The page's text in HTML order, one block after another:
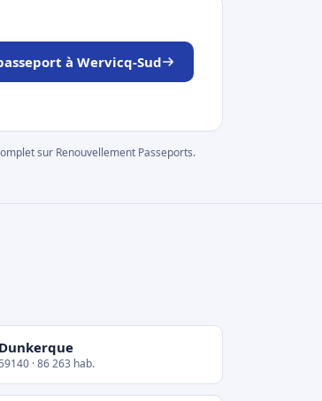
à Wervicq-Sud
sur Renouvellement Passeports.
Dunkerque
· 86 263 hab.